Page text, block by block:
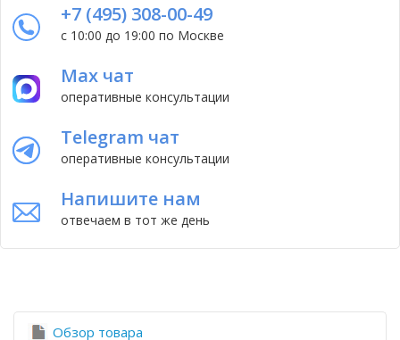
+7 (495) 308-00-49
с 10:00 до 19:00 по Москве
Max чат
оперативные консультации
Telegram чат
оперативные консультации
Напишите нам
отвечаем в тот же день
Обзор товара